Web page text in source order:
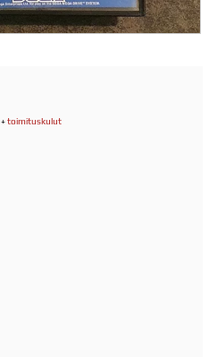
+toimituskulut